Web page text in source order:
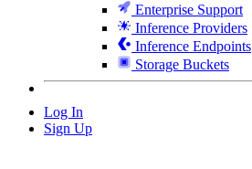
Enterprise Support
Inference Providers
Inference Endpoints
Storage Buckets
Log In
Sign Up